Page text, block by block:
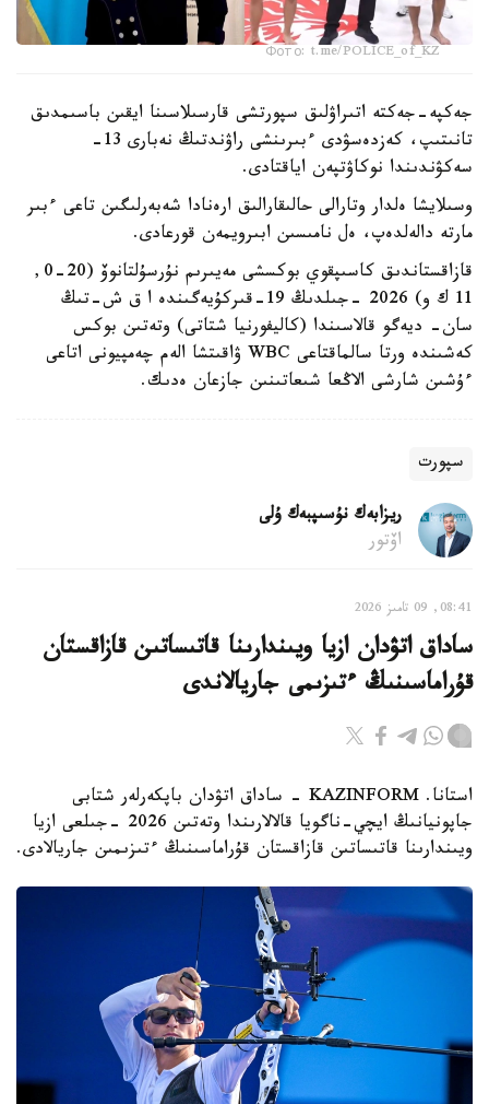
Фото: t.me/POLICE_of_KZ
جەكپە-جەكتە اتىراۋلىق سپورتشى قارسىلاسىنا ايقىن باسىمدىق
تانىتىپ، كەزدەسۋدى ءبىرىنشى راۋندتىڭ نەبارى 13-
سەكۋندىندا نوكاۋتپەن اياقتادى.
وسىلايشا ەلدار وتارالى حالىقارالىق ارەنادا شەبەرلىگىن تاعى ءبىر
مارتە دالەلدەپ، ەل نامىسىن ابىرويمەن قورعادى.
قازاقستاندىق كاسىپقوي بوكسشى مەيىرىم نۇرسۇلتانوۆ (20-0,
11 ك و) 2026 -جىلدىڭ 19-قىركۇيەگىندە ا ق ش-تىڭ
سان- ديەگو قالاسىندا (كاليفورنيا شتاتى) وتەتىن بوكس
كەشىندە ورتا سالماقتاعى WBC ۋاقىتشا الەم چەمپيونى اتاعى
ءۇشىن شارشى الاڭعا شىعاتىنىن جازعان ەدىك.
سپورت
ريزابەك نۇسىپبەك ۇلى
اۆتور
08:41, 09 تامىز 2026
ساداق اتۋدان ازيا ويىندارىنا قاتىساتىن قازاقستان
قۇراماسىنىڭ ءتىزىمى جاريالاندى
استانا. KAZINFORM - ساداق اتۋدان باپكەرلەر شتابى
جاپونيانىڭ ايچي-ناگويا قالالارىندا وتەتىن 2026 -جىلعى ازيا
ويىندارىنا قاتىساتىن قازاقستان قۇراماسىنىڭ ءتىزىمىن جاريالادى.